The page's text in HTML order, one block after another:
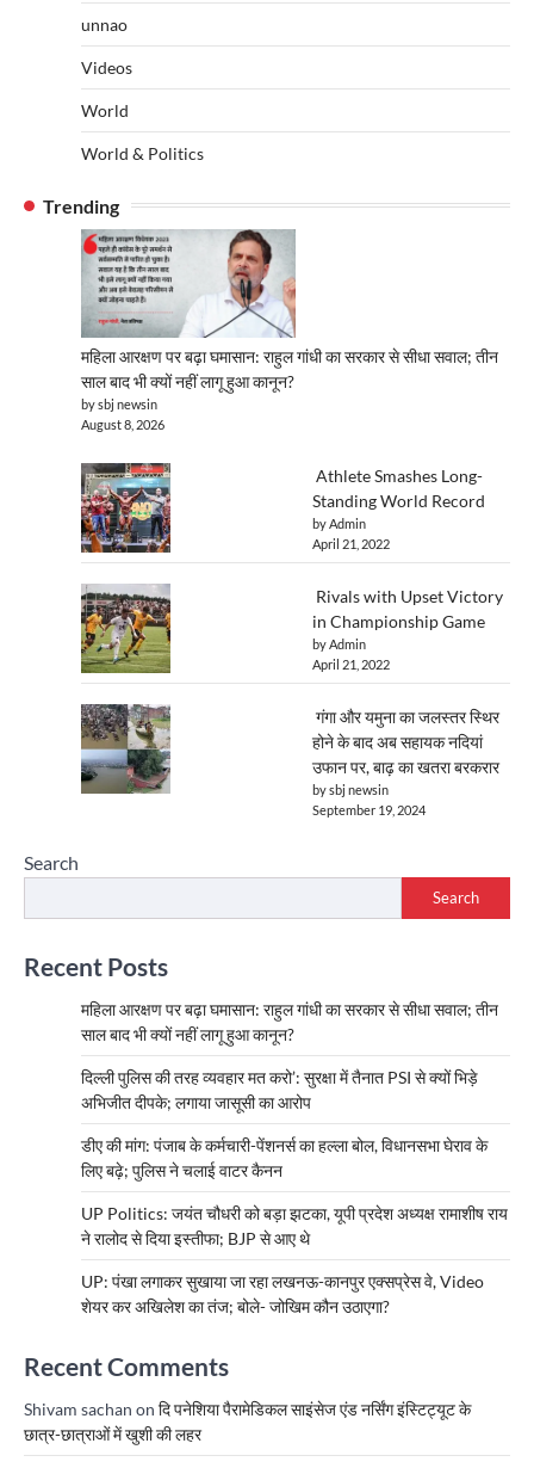
unnao
Videos
World
World & Politics
Trending
महिला आरक्षण पर बढ़ा घमासान: राहुल गांधी का सरकार से सीधा सवाल; तीन
साल बाद भी क्यों नहीं लागू हुआ कानून?
by sbj newsin
August 8, 2026
Athlete Smashes Long-
Standing World Record
by Admin
April 21, 2022
Rivals with Upset Victory
in Championship Game
by Admin
April 21, 2022
गंगा और यमुना का जलस्तर स्थिर
होने के बाद अब सहायक नदियां
उफान पर, बाढ़ का खतरा बरकरार
by sbj newsin
September 19, 2024
Search
Search
Recent Posts
महिला आरक्षण पर बढ़ा घमासान: राहुल गांधी का सरकार से सीधा सवाल; तीन
साल बाद भी क्यों नहीं लागू हुआ कानून?
दिल्ली पुलिस की तरह व्यवहार मत करो’: सुरक्षा में तैनात PSI से क्यों भिड़े
अभिजीत दीपके; लगाया जासूसी का आरोप
डीए की मांग: पंजाब के कर्मचारी-पेंशनर्स का हल्ला बोल, विधानसभा घेराव के
लिए बढ़े; पुलिस ने चलाई वाटर कैनन
UP Politics: जयंत चौधरी को बड़ा झटका, यूपी प्रदेश अध्यक्ष रामाशीष राय
ने रालोद से दिया इस्तीफा; BJP से आए थे
UP: पंखा लगाकर सुखाया जा रहा लखनऊ-कानपुर एक्सप्रेस वे, Video
शेयर कर अखिलेश का तंज; बोले- जोखिम कौन उठाएगा?
Recent Comments
Shivam sachan on दि पनेशिया पैरामेडिकल साइंसेज एंड नर्सिंग इंस्टिट्यूट के
छात्र-छात्राओं में खुशी की लहर